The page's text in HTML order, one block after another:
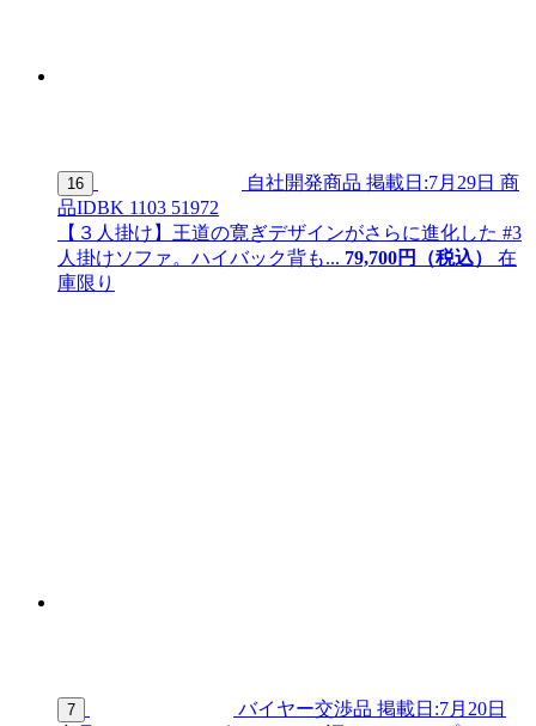
16 自社開発商品 掲載日:7月29日 商
品IDBK 1103 51972
【３人掛け】王道の寛ぎデザインがさらに進化した #3
人掛けソファ。ハイバック背も... 79,700円（税込）
在
庫限り
7 バイヤー交渉品 掲載日:7月20日